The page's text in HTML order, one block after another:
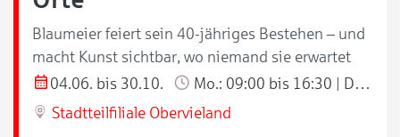
Blaumeier feiert sein 40-jähriges Bestehen – und
macht Kunst sichtbar, wo niemand sie erwartet
04.06. bis 30.10.
Mo.: 09:00 bis 16:30 | Di./Do.: 09:00 bis 18:00 | Mi./Fr.: 09:00 bis 13:00 Uhr
Stadtteilfiliale Obervieland